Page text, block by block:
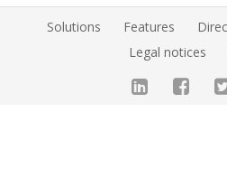
Solutions Features
Legal notices